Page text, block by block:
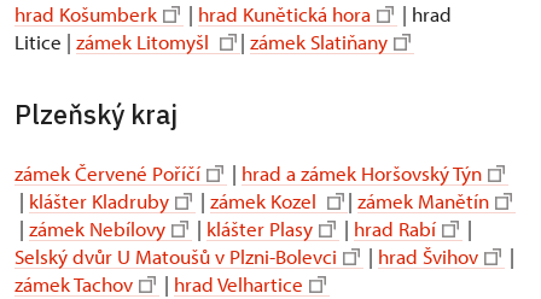
hrad Košumberk | hrad Kunětická hora
| hrad
Litice | zámek Litomyšl | zámek Slatiňany
Plzeňský kraj
zámek Červené Poříčí | hrad a zámek Horšovský Týn
| klášter Kladruby | zámek Kozel | zámek Manětín
| zámek Nebílovy | klášter Plasy | hrad Rabí
|
Selský dvůr U Matoušů v Plzni-Bolevci
| hrad Švihov
|
zámek Tachov
| hrad Velhartice